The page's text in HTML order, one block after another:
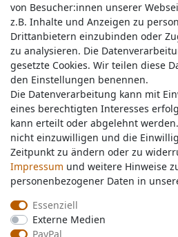
Service & Kontakt
Wünschen Sie einen
service@nawajo.de
Schreiben Sie uns:
service@nawajo.de
Durchschnittliche Bewertung von
von Besucher:innen unserer
z.B. Inhalte und Anzeigen zu
Drittanbietern einzubinden oder
zu analysieren. Die
gesetzte Cookies. Wir teilen diese
den Einstellungen benennen.
Die Datenverarbeitung kann mit
eines berechtigten Interesses
kann erteilt oder abgelehnt
nicht einzuwilligen und die
Zeitpunkt zu ändern oder zu
Impressum und weitere Hinweise
personenbezogener Daten in
Essenziell
Externe Medien
PayPal
von Besucher:innen unserer
z.B. Inhalte und Anzeigen zu
Drittanbietern einzubinden oder
zu analysieren. Die
gesetzte Cookies. Wir teilen diese
den Einstellungen benennen.
Die Datenverarbeitung kann mit
eines berechtigten Interesses
kann erteilt oder abgelehnt
nicht einzuwilligen und die
Zeitpunkt zu ändern oder zu
Impressum und weitere Hinweise
personenbezogener Daten in
Essenziell
Externe Medien
PayPal